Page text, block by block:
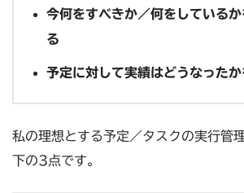
今何をすべきか／何をしている
る
予定に対して実績はどうなった
私の理想とする予定／タスクの実行管
下の3点です。